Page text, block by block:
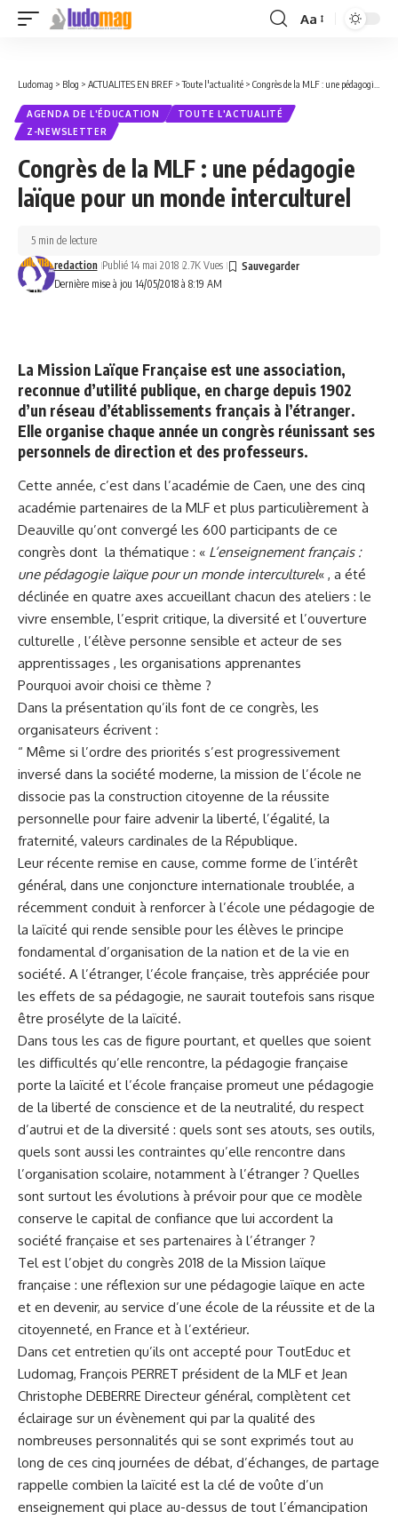
Font
Aa
Ludomag > Blog > ACTUALITES EN BREF >Toute l'actualité > Congrès de la MLF : une pédagogie laïque pour un monde interculturel
AGENDA DE L'ÉDUCATION
TOUTE L'ACTUALITÉ
Z-NEWSLETTER
Congrès de la MLF : une pédagogie
laïque pour un monde interculturel
Dernière mise à jou 14/05/2018 à 8:19 AM
redaction Publié 14 mai 2018 2.7K Vues
5 min de lecture
La Mission Laïque Française est une association,
reconnue d’utilité publique, en charge depuis 1902
d’un réseau d’établissements français à l’étranger.
Elle organise chaque année un congrès réunissant ses
personnels de direction et des professeurs.
Cette année, c’est dans l’académie de Caen, une des cinq
académie partenaires de la MLF et plus particulièrement à
Deauville qu’ont convergé les 600 participants de ce
congrès dont la thématique : « L’enseignement français :
une pédagogie laïque pour un monde interculturel« , a été
déclinée en quatre axes accueillant chacun des ateliers : le
vivre ensemble, l’esprit critique, la diversité et l’ouverture
culturelle , l’élève personne sensible et acteur de ses
apprentissages , les organisations apprenantes
Pourquoi avoir choisi ce thème ?
Dans la présentation qu’ils font de ce congrès, les
organisateurs écrivent :
“ Même si l’ordre des priorités s’est progressivement
inversé dans la société moderne, la mission de l’école ne
dissocie pas la construction citoyenne de la réussite
personnelle pour faire advenir la liberté, l’égalité, la
fraternité, valeurs cardinales de la République.
Leur récente remise en cause, comme forme de l’intérêt
général, dans une conjoncture internationale troublée, a
récemment conduit à renforcer à l’école une pédagogie de
la laïcité qui rende sensible pour les élèves le principe
fondamental d’organisation de la nation et de la vie en
société. A l’étranger, l’école française, très appréciée pour
les effets de sa pédagogie, ne saurait toutefois sans risque
être prosélyte de la laïcité.​
Dans tous les cas de figure pourtant, et quelles que soient
les difficultés qu’elle rencontre, la pédagogie française
porte la laïcité et l’école française promeut une pédagogie
de la liberté de conscience et de la neutralité, du respect
d’autrui et de la diversité : quels sont ses atouts, ses outils,
quels sont aussi les contraintes qu’elle rencontre dans
l’organisation scolaire, notamment à l’étranger ? Quelles
sont surtout les évolutions à prévoir pour que ce modèle
conserve le capital de confiance que lui accordent la
société française et ses partenaires à l’étranger ?
Tel est l’objet du congrès 2018 de la Mission laïque
française : une réflexion sur une pédagogie laïque en acte
et en devenir, au service d’une école de la réussite et de la
citoyenneté, en France et à l’extérieur.
Dans cet entretien qu’ils ont accepté pour ToutEduc et
Ludomag, François PERRET président de la MLF et Jean
Christophe DEBERRE Directeur général, complètent cet
éclairage sur un évènement qui par la qualité des
nombreuses personnalités qui se sont exprimés tout au
long de ces cinq journées de débat, d’échanges, de partage
rappelle combien la laïcité est la clé de voûte d’un
enseignement qui place au-dessus de tout l’émancipation